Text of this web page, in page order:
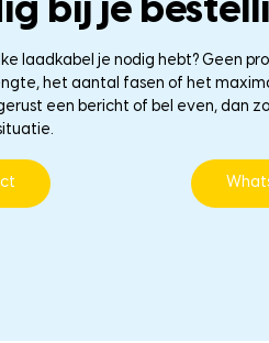
bij je
laadkabel je nodig hebt? Geen
het aantal fasen of het
een bericht of bel even, dan